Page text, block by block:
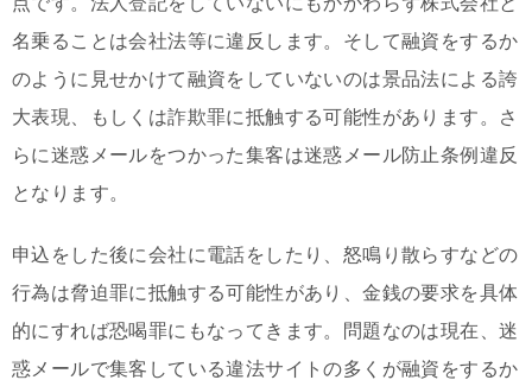
名乗ることは会社法等に違反します。そして融資をするか
のように見せかけて融資をしていないのは景品法による誇
大表現、もしくは詐欺罪に抵触する可能性があります。さ
らに迷惑メールをつかった集客は迷惑メール防止条例違反
となります。
申込をした後に会社に電話をしたり、怒鳴り散らすなどの
行為は脅迫罪に抵触する可能性があり、金銭の要求を具体
的にすれば恐喝罪にもなってきます。問題なのは現在、迷
惑メールで集客している違法サイトの多くが融資をするか